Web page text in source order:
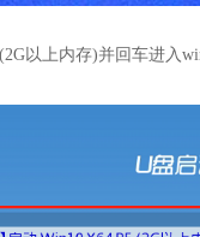
以上内存)并回车进入